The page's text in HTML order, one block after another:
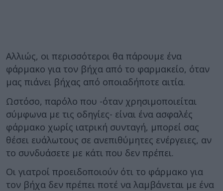
Αλλιώς, οι περισσότεροι θα πάρουμε ένα
φάρμακο για τον βήχα από το φαρμακείο, όταν
μας πιάνει βήχας από οποιαδήποτε αιτία.
Ωστόσο, παρόλο που -όταν χρησιμοποιείται
σύμφωνα με τις οδηγίες- είναι ένα ασφαλές
φάρμακο χωρίς ιατρική συνταγή, μπορεί σας
θέσει ευάλωτους σε ανεπιθύμητες ενέργειες, αν
το συνδυάσετε με κάτι που δεν πρέπει.
Οι γιατροί προειδοποιούν ότι το φάρμακο για
τον βήχα δεν πρέπει ποτέ να λαμβάνεται με ένα